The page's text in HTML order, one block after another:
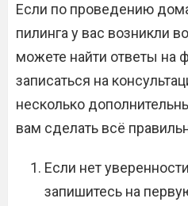
Если по проведению
пилинга у вас возникли
можете найти ответы на
записаться на
несколько
вам сделать всё
Если нет
запишитесь на